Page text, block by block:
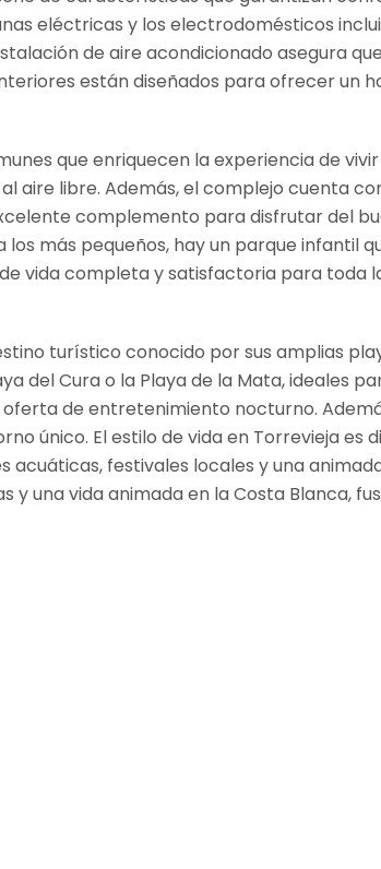
eléctricas y los electrodomésticos
de aire acondicionado asegura
están diseñados para ofrecer un
que enriquecen la experiencia de
aire libre. Además, el complejo cuenta
complemento para disfrutar del
más pequeños, hay un parque infantil
vida completa y satisfactoria para toda
turístico conocido por sus amplias
del Cura o la Playa de la Mata, ideales
de entretenimiento nocturno.
único. El estilo de vida en Torrevieja
festivales locales y una
y una vida animada en la Costa Blanca,